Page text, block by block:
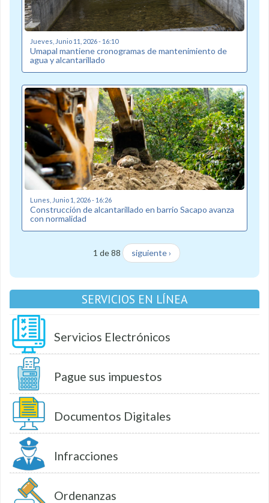
Jueves, Junio 11, 2026 - 16:10
Umapal mantiene cronogramas de mantenimiento de
agua y alcantarillado
Lunes, Junio 1, 2026 - 16:26
Construcción de alcantarillado en barrio Sacapo avanza
con normalidad
1 de 88 siguiente ›
SERVICIOS EN LÍNEA
Servicios Electrónicos
Pague sus impuestos
Documentos Digitales
Infracciones
Ordenanzas